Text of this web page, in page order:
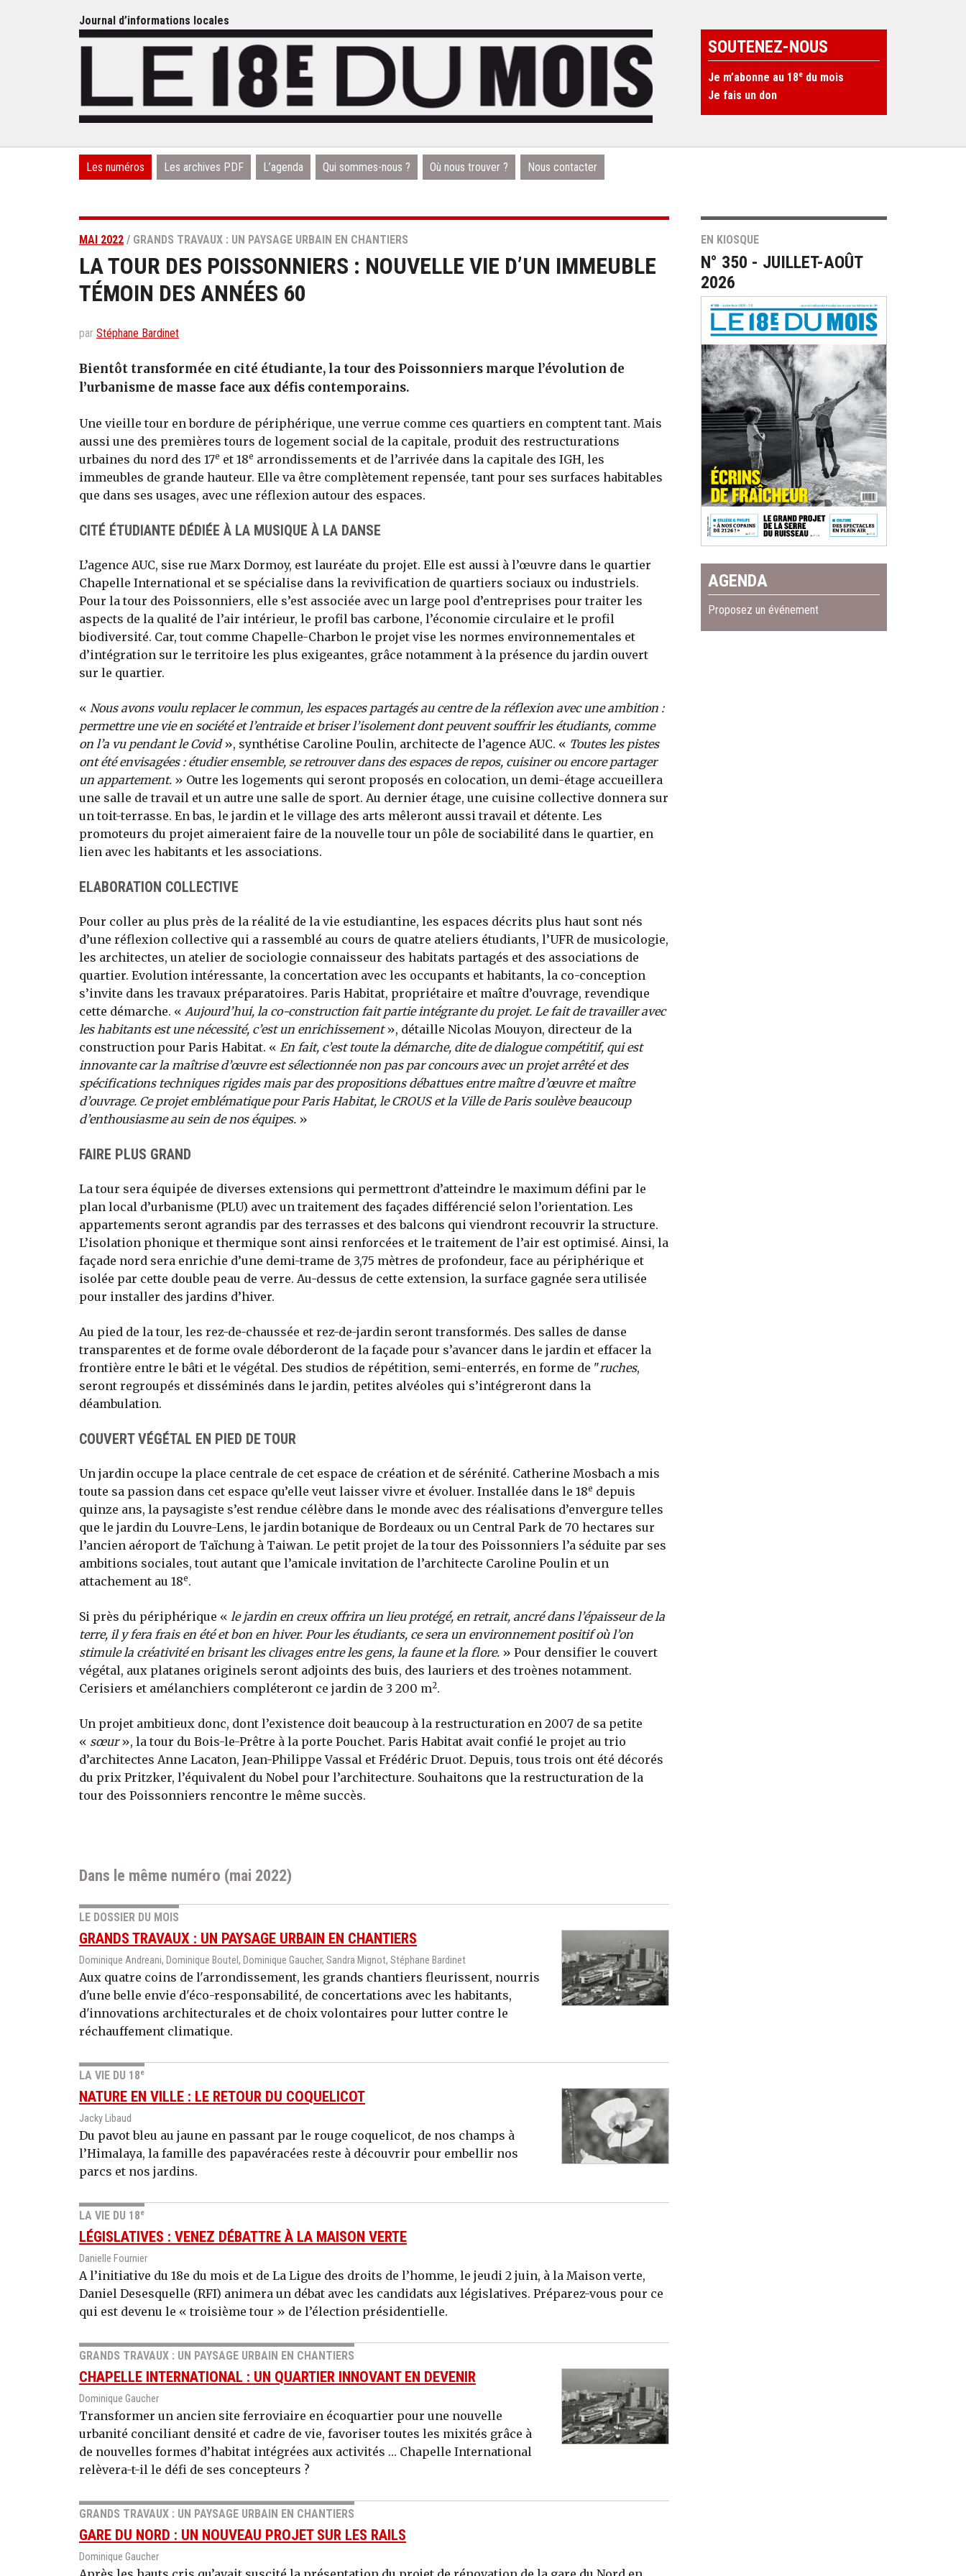
Journal d’informations locales
SOUTENEZ-NOUS
Je m’abonne au 18e du mois
Je fais un don
Les numéros Les archives PDF L’agenda Qui sommes-nous ? Où nous trouver ? Nous contacter
MAI 2022 / GRANDS TRAVAUX : UN PAYSAGE URBAIN EN CHANTIERS
LA TOUR DES POISSONNIERS : NOUVELLE VIE D’UN IMMEUBLE
TÉMOIN DES ANNÉES 60
par Stéphane Bardinet
Bientôt transformée en cité étudiante, la tour des Poissonniers marque l’évolution de
l’urbanisme de masse face aux défis contemporains.
Une vieille tour en bordure de périphérique, une verrue comme ces quartiers en comptent tant. Mais
aussi une des premières tours de logement social de la capitale, produit des restructurations
urbaines du nord des 17e et 18e arrondissements et de l’arrivée dans la capitale des IGH, les
immeubles de grande hauteur. Elle va être complètement repensée, tant pour ses surfaces habitables
que dans ses usages, avec une réflexion autour des espaces.
CITÉ ÉTUDIANTE DÉDIÉE À LA MUSIQUE À LA DANSE
L’agence AUC, sise rue Marx Dormoy, est lauréate du projet. Elle est aussi à l’œuvre dans le quartier
Chapelle International et se spécialise dans la revivification de quartiers sociaux ou industriels.
Pour la tour des Poissonniers, elle s’est associée avec un large pool d’entreprises pour traiter les
aspects de la qualité de l’air intérieur, le profil bas carbone, l’économie circulaire et le profil
biodiversité. Car, tout comme Chapelle-Charbon le projet vise les normes environnementales et
d’intégration sur le territoire les plus exigeantes, grâce notamment à la présence du jardin ouvert
sur le quartier.
« Nous avons voulu replacer le commun, les espaces partagés au centre de la réflexion avec une ambition :
permettre une vie en société et l’entraide et briser l’isolement dont peuvent souffrir les étudiants, comme
on l’a vu pendant le Covid», synthétise Caroline Poulin, architecte de l’agence AUC. « Toutes les pistes
ont été envisagées : étudier ensemble, se retrouver dans des espaces de repos, cuisiner ou encore partager
un appartement. » Outre les logements qui seront proposés en colocation, un demi-étage accueillera
une salle de travail et un autre une salle de sport. Au dernier étage, une cuisine collective donnera sur
un toit-terrasse. En bas, le jardin et le village des arts mêleront aussi travail et détente. Les
promoteurs du projet aimeraient faire de la nouvelle tour un pôle de sociabilité dans le quartier, en
lien avec les habitants et les associations.
ELABORATION COLLECTIVE
Pour coller au plus près de la réalité de la vie estudiantine, les espaces décrits plus haut sont nés
d’une réflexion collective qui a rassemblé au cours de quatre ateliers étudiants, l’UFR de musicologie,
les architectes, un atelier de sociologie connaisseur des habitats partagés et des associations de
quartier. Evolution intéressante, la concertation avec les occupants et habitants, la co-conception
s’invite dans les travaux préparatoires. Paris Habitat, propriétaire et maître d’ouvrage, revendique
cette démarche. « Aujourd’hui, la co-construction fait partie intégrante du projet. Le fait de travailler avec
les habitants est une nécessité, c’est un enrichissement», détaille Nicolas Mouyon, directeur de la
construction pour Paris Habitat. « En fait, c’est toute la démarche, dite de dialogue compétitif, qui est
innovante car la maîtrise d’œuvre est sélectionnée non pas par concours avec un projet arrêté et des
spécifications techniques rigides mais par des propositions débattues entre maître d’œuvre et maître
d’ouvrage. Ce projet emblématique pour Paris Habitat, le CROUS et la Ville de Paris soulève beaucoup
d’enthousiasme au sein de nos équipes. »
FAIRE PLUS GRAND
La tour sera équipée de diverses extensions qui permettront d’atteindre le maximum défini par le
plan local d’urbanisme (PLU) avec un traitement des façades différencié selon l’orientation. Les
appartements seront agrandis par des terrasses et des balcons qui viendront recouvrir la structure.
L’isolation phonique et thermique sont ainsi renforcées et le traitement de l’air est optimisé. Ainsi, la
façade nord sera enrichie d’une demi-trame de 3,75 mètres de profondeur, face au périphérique et
isolée par cette double peau de verre. Au-dessus de cette extension, la surface gagnée sera utilisée
pour installer des jardins d’hiver.
Au pied de la tour, les rez-de-chaussée et rez-de-jardin seront transformés. Des salles de danse
transparentes et de forme ovale déborderont de la façade pour s’avancer dans le jardin et effacer la
frontière entre le bâti et le végétal. Des studios de répétition, semi-enterrés, en forme de "ruches,
seront regroupés et disséminés dans le jardin, petites alvéoles qui s’intégreront dans la
déambulation.
COUVERT VÉGÉTAL EN PIED DE TOUR
Un jardin occupe la place centrale de cet espace de création et de sérénité. Catherine Mosbach a mis
toute sa passion dans cet espace qu’elle veut laisser vivre et évoluer. Installée dans le 18e depuis
quinze ans, la paysagiste s’est rendue célèbre dans le monde avec des réalisations d’envergure telles
que le jardin du Louvre-Lens, le jardin botanique de Bordeaux ou un Central Park de 70 hectares sur
l’ancien aéroport de Taïchung à Taiwan. Le petit projet de la tour des Poissonniers l’a séduite par ses
ambitions sociales, tout autant que l’amicale invitation de l’architecte Caroline Poulin et un
attachement au 18e.
Si près du périphérique « le jardin en creux offrira un lieu protégé, en retrait, ancré dans l’épaisseur de la
terre, il y fera frais en été et bon en hiver. Pour les étudiants, ce sera un environnement positif où l’on
stimule la créativité en brisant les clivages entre les gens, la faune et la flore. » Pour densifier le couvert
végétal, aux platanes originels seront adjoints des buis, des lauriers et des troènes notamment.
Cerisiers et amélanchiers compléteront ce jardin de 3 200 m2.
Un projet ambitieux donc, dont l’existence doit beaucoup à la restructuration en 2007 de sa petite
« sœur», la tour du Bois-le-Prêtre à la porte Pouchet. Paris Habitat avait confié le projet au trio
d’architectes Anne Lacaton, Jean-Philippe Vassal et Frédéric Druot. Depuis, tous trois ont été décorés
du prix Pritzker, l’équivalent du Nobel pour l’architecture. Souhaitons que la restructuration de la
tour des Poissonniers rencontre le même succès.
Dans le même numéro (mai 2022)
LE DOSSIER DU MOIS
GRANDS TRAVAUX : UN PAYSAGE URBAIN EN CHANTIERS
Dominique Andreani, Dominique Boutel, Dominique Gaucher, Sandra Mignot, Stéphane Bardinet
Aux quatre coins de l'arrondissement, les grands chantiers fleurissent, nourris
d'une belle envie d'éco-responsabilité, de concertations avec les habitants,
d'innovations architecturales et de choix volontaires pour lutter contre le
réchauffement climatique.
LA VIE DU 18e
NATURE EN VILLE : LE RETOUR DU COQUELICOT
Jacky Libaud
Du pavot bleu au jaune en passant par le rouge coquelicot, de nos champs à
l’Himalaya, la famille des papavéracées reste à découvrir pour embellir nos
parcs et nos jardins.
LA VIE DU 18e
LÉGISLATIVES : VENEZ DÉBATTRE À LA MAISON VERTE
Danielle Fournier
A l’initiative du 18e du mois et de La Ligue des droits de l’homme, le jeudi 2 juin, à la Maison verte,
Daniel Desesquelle (RFI) animera un débat avec les candidats aux législatives. Préparez-vous pour ce
qui est devenu le « troisième tour » de l’élection présidentielle.
GRANDS TRAVAUX : UN PAYSAGE URBAIN EN CHANTIERS
CHAPELLE INTERNATIONAL : UN QUARTIER INNOVANT EN DEVENIR
Dominique Gaucher
Transformer un ancien site ferroviaire en écoquartier pour une nouvelle
urbanité conciliant densité et cadre de vie, favoriser toutes les mixités grâce à
de nouvelles formes d’habitat intégrées aux activités … Chapelle International
relèvera-t-il le défi de ses concepteurs ?
GRANDS TRAVAUX : UN PAYSAGE URBAIN EN CHANTIERS
GARE DU NORD : UN NOUVEAU PROJET SUR LES RAILS
Dominique Gaucher
EN KIOSQUE
N° 350 - JUILLET-AOÛT
2026
AGENDA
Proposez un événement